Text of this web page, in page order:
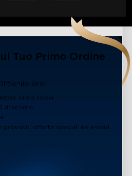
Tuo Primo Ordine
ora!
ora e ricevi:
di sconto
prodotti, offerte speciali ed eventi